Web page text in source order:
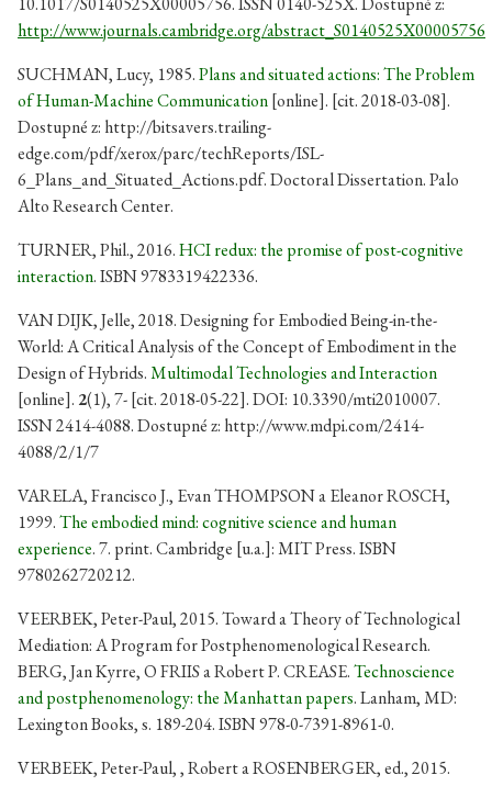
http://www.journals.cambridge.org/abstract_S0140525X00005756
SUCHMAN, Lucy, 1985.Plans and situated actions: The Problem
of Human-Machine Communication[online]. [cit. 2018-03-08].
Dostupné z: http://bitsavers.trailing-
edge.com/pdf/xerox/parc/techReports/ISL-
6_Plans_and_Situated_Actions.pdf. Doctoral Dissertation. Palo
Alto Research Center.
TURNER, Phil., 2016.HCI redux: the promise of post-cognitive
interaction. ISBN 9783319422336.
VAN DIJK, Jelle, 2018. Designing for Embodied Being-in-the-
World: A Critical Analysis of the Concept of Embodiment in the
Design of Hybrids.Multimodal Technologies and Interaction
[online]. 2(1), 7- [cit. 2018-05-22]. DOI: 10.3390/mti2010007.
ISSN 2414-4088. Dostupné z: http://www.mdpi.com/2414-
4088/2/1/7
VARELA, Francisco J., Evan THOMPSON a Eleanor ROSCH,
1999.The embodied mind: cognitive science and human
experience. 7. print. Cambridge [u.a.]: MIT Press. ISBN
9780262720212.
VEERBEK, Peter-Paul, 2015. Toward a Theory of Technological
Mediation: A Program for Postphenomenological Research.
BERG, Jan Kyrre, O FRIIS a Robert P. CREASE.Technoscience
and postphenomenology: the Manhattan papers. Lanham, MD:
Lexington Books, s. 189-204. ISBN 978-0-7391-8961-0.
VERBEEK, Peter-Paul, , Robert a ROSENBERGER, ed., 2015.